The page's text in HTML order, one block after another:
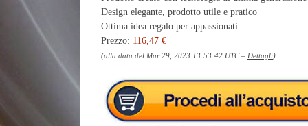
Design elegante, prodotto utile e pratico
Ottima idea regalo per appassionati
Prezzo: 116,47 €
(alla data del Mar 29, 2023 13:53:42 UTC – Dettagli)